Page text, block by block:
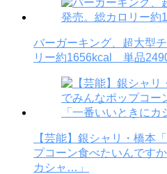
バーガーキング、超大型
リー約1656kcal 単品
【芸能】銀シャリ・橋本
プコーン食べたいんです
カシャ…」